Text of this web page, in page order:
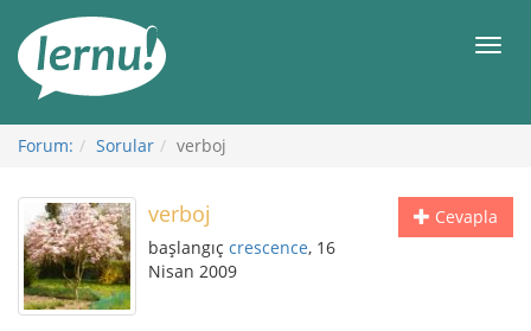
Görüntüleme
Forum: Sorular verboj
Cevapla
verboj
başlangıç crescence, 16
Nisan 2009